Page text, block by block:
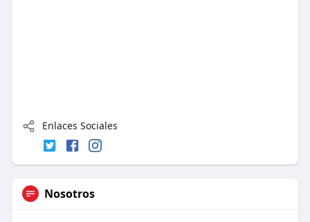
Enlaces Sociales
Nosotros